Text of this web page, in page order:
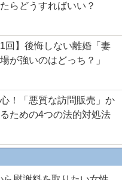
らどうすればいい？
1回】後悔しない離婚「妻
が強いのはどっち？」
！「悪質な訪問販売」か
ための4つの法的対処法